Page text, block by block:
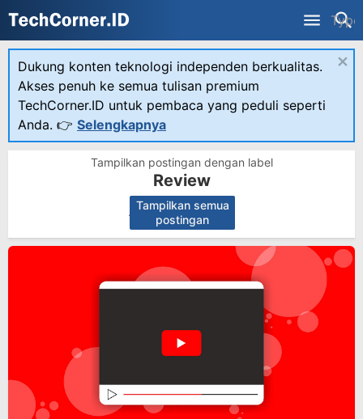
Dukung konten teknologi independen berkualitas.
Akses penuh ke semua tulisan premium
TechCorner.ID untuk pembaca yang peduli seperti
Anda. 👉 Selengkapnya
×
Tampilkan postingan dengan label
Review
. Tampilkan semua
postingan